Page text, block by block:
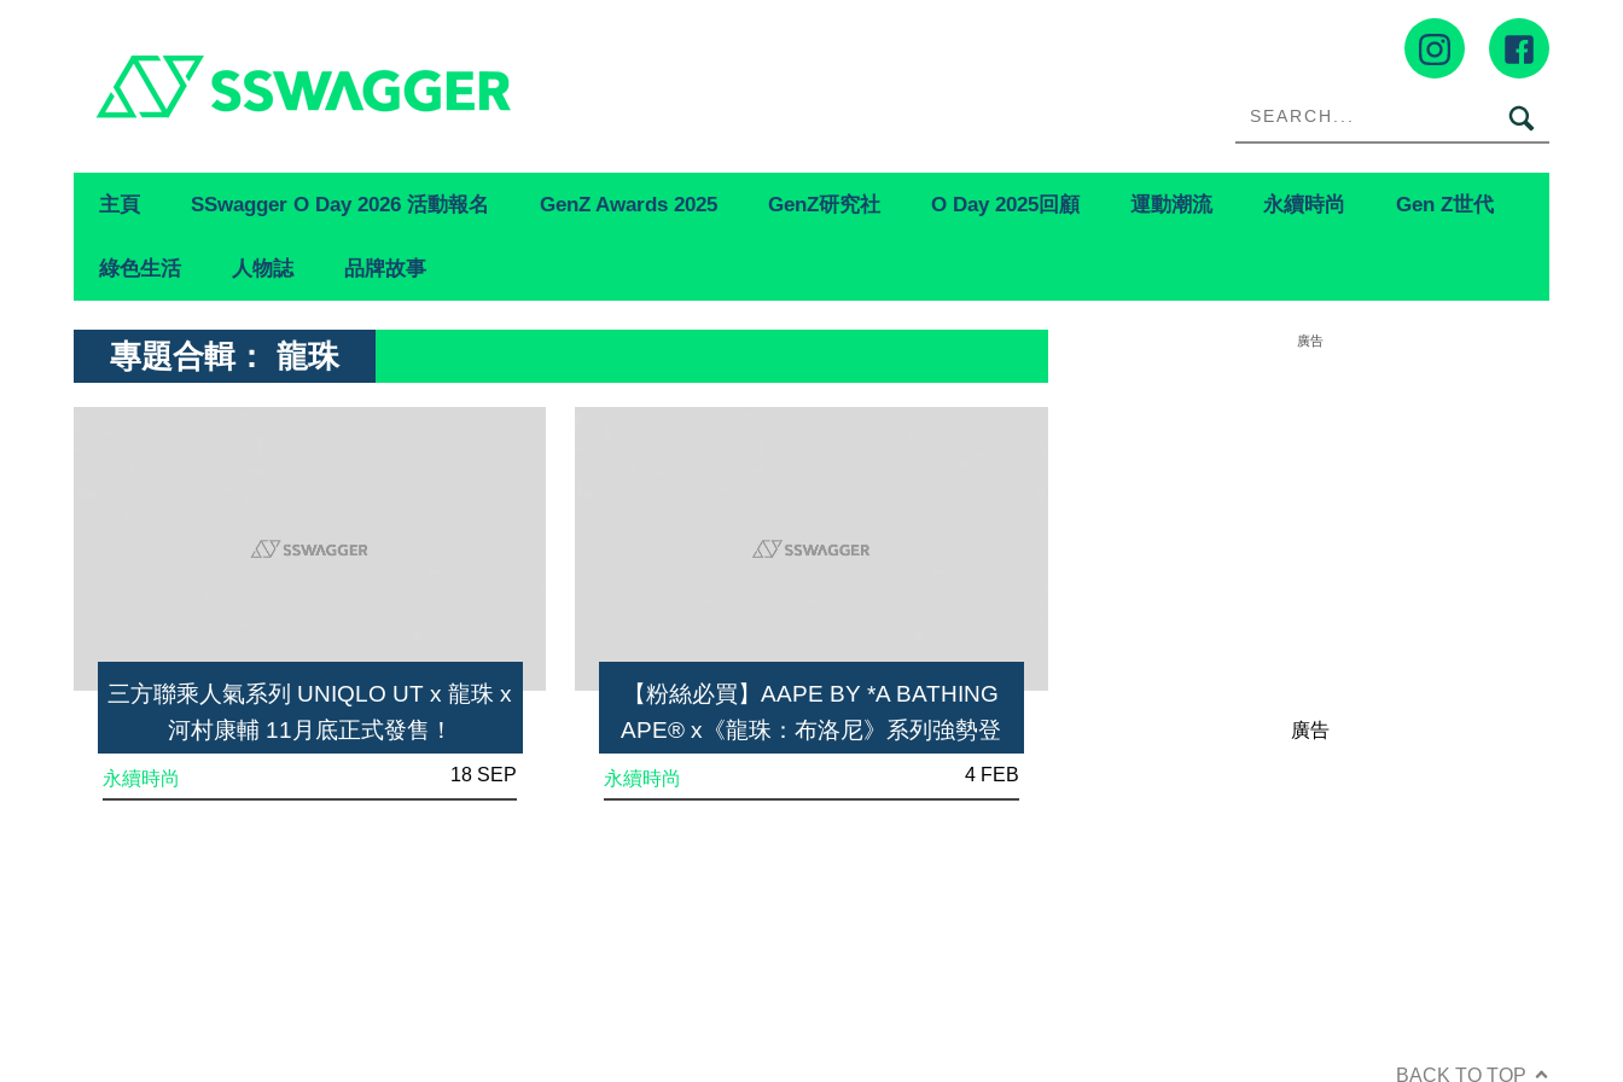
Primary
Navigation
主頁 SSwagger O Day 2026 活動報名 GenZ Awards 2025 GenZ研究社 O Day 2025回顧 運動潮流 永續時尚 Gen Z世代
綠色生活 人物誌 品牌故事
專題合輯： 龍珠
三方聯乘人氣系列 UNIQLO UT x 龍珠 x
河村康輔 11月底正式發售！
永續時尚 18 SEP
【粉絲必買】AAPE BY *A BATHING
APE® x《龍珠：布洛尼》系列強勢登
永續時尚 4 FEB
廣告
廣告
BACK TO TOP